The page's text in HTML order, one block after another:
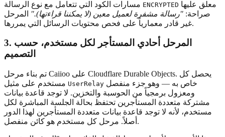
ENCRYPTED
صراحة: "رسالة مشفرة لعميل معين (لا يمكننا قراءتها)."
المرحل
غير قادر معمارياً على فحص محتويات الرسائل التي يمررها.
3. المرحل أحادي المستأجر لكل مستخدم، حسب
التصميم
تم بناء مرحل Caiioo على Cloudflare Durable Objects. يحصل كل
UserRelay
ومعزول برمجياً من الحوسبة والتخزين. لا توجد قاعدة بيانات
مشتركة متعددة المستأجرين تحتفظ بحالة الجلسة المباشرة لكل
مستخدم، لأنه لا توجد قاعدة بيانات متعددة المستأجرين لهذا الدور
أصلاً. مرحل كل مستخدم هو كائن منفصل.